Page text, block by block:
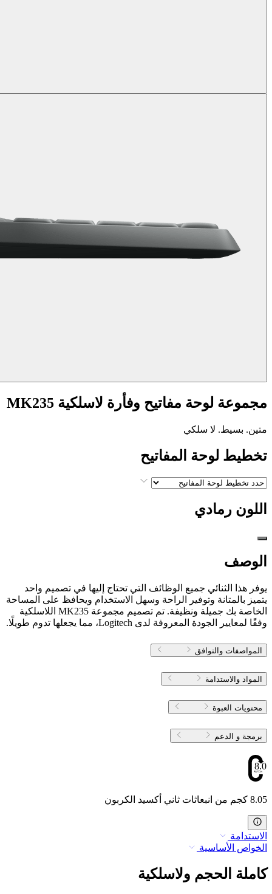
مجموعة لوحة مفاتيح وفأرة لاسلكية MK235
متين. بسيط. لا سلكي
تخطيط لوحة المفاتيح
اللون رمادي
الوصف
يوفر هذا الثنائي جميع الوظائف التي تحتاج إليها في تصميم واحد
يتميز بالمتانة وتوفير الراحة وسهل الاستخدام ويحافظ على المساحة
الخاصة بك جميلة ونظيفة. تم تصميم مجموعة MK235 اللاسلكية
وفقًا لمعايير الجودة المعروفة لدى Logitech، مما يجعلها تدوم طويلًا.
المواصفات والتوافق
المواد والاستدامة
محتويات العبوة
برمجة و الدعم
8.05
8.05 كجم من انبعاثات ثاني أكسيد الكربون
الاستدامة
الخواص الأساسية
كاملة الحجم ولاسلكية